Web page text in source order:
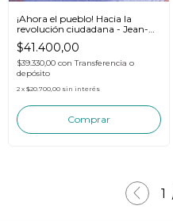
¡Ahora el pueblo! Hacia la
revolución ciudadana - Jean-
Luc Mélenchon
$41.400,00
$39.330,00 con Transferencia o
depósito
2 x $20.700,00 sin interés
1